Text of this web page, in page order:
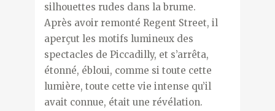
silhouettes rudes dans la brume.
Après avoir remonté Regent Street, il
aperçut les motifs lumineux des
spectacles de Piccadilly, et s’arrêta,
étonné, ébloui, comme si toute cette
lumière, toute cette vie intense qu’il
avait connue, était une révélation.